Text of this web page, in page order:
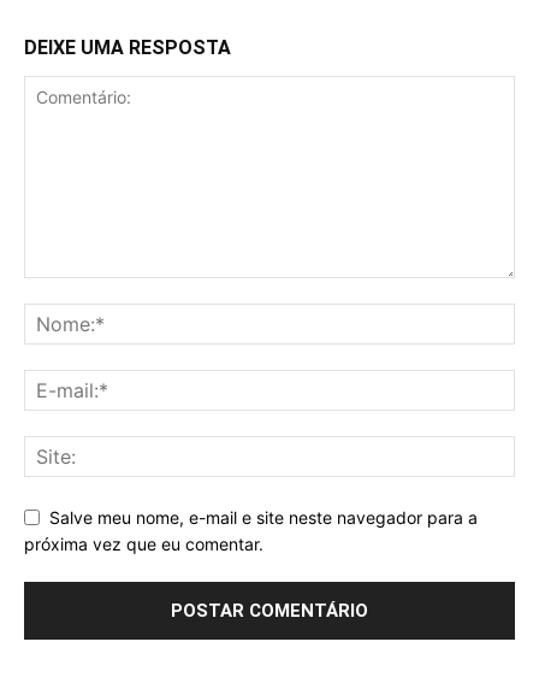
DEIXE UMA RESPOSTA
Salve meu nome, e-mail e site neste navegador para a
próxima vez que eu comentar.